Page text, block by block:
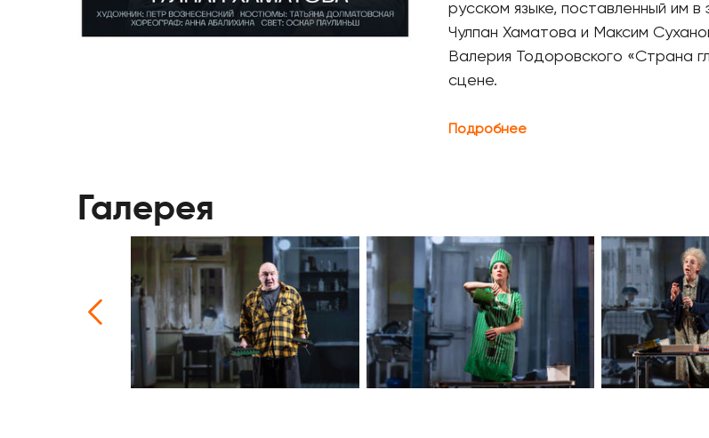
русском языке, поставленный им
Чулпан Хаматова и Максим
Валерия Тодоровского «Страна
сцене.
Подробнее
Галерея